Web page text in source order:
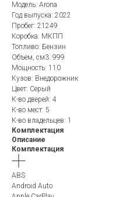
Модель: Arona
Год выпуска: 2022
Пробег: 21249
Коробка: МКПП
Топливо: Бензин
Объем, см3: 999
Мощность: 110
Кузов: Внедорожник
Цвет: Серый
К-во дверей: 4
К-во мест: 5
К-во владельцев: 1
Комплектация
Описание
Комплектация
ABS
Android Auto